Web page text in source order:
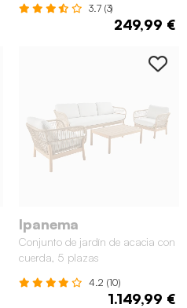
3.7 (3)
249,99 €
Ipanema
Conjunto de jardín de acacia con
cuerda, 5 plazas
4.2 (10)
1.149,99 €